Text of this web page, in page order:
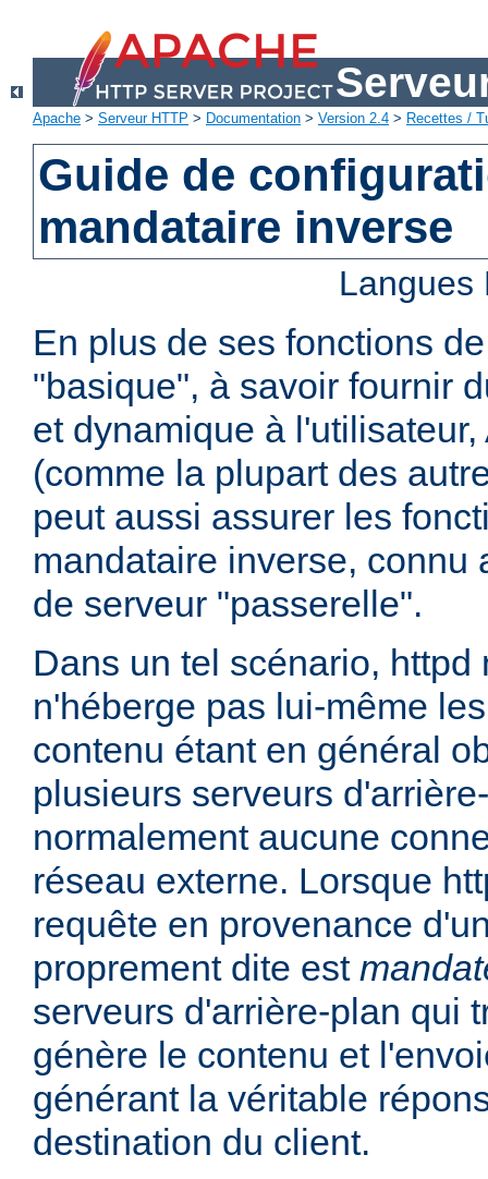
Apache > Serveur HTTP > Documentation > Version 2.4 > Recettes /
Guide de
mandataire inverse
En plus de ses fonctions
"basique", à savoir fournir
et dynamique à
(comme la plupart des
peut aussi assurer les
mandataire inverse, connu
de serveur "passerelle".
Dans un tel scénario, httpd
n'héberge pas lui-même
contenu étant en général
plusieurs serveurs
normalement aucune
réseau externe. Lorsque
requête en provenance
proprement dite est
serveurs d'arrière-plan qui
génère le contenu et
générant la véritable
destination du client.